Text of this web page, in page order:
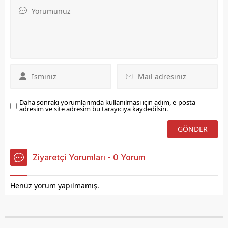
yetkililerden bilgi aldı.
Daha sonraki yorumlarımda kullanılması için adım, e-posta
adresim ve site adresim bu tarayıcıya kaydedilsin.
Ziyaretçi Yorumları - 0 Yorum
Henüz yorum yapılmamış.